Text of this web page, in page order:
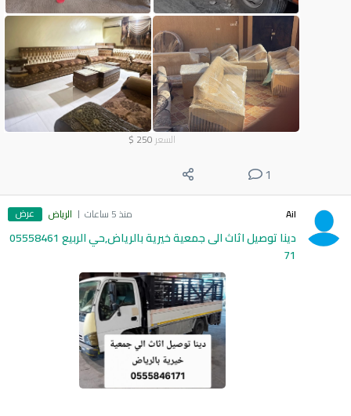
السعر 250
$
1
Ail منذ 5 ساعات الرياض عرض
دينا توصيل اثاث الى جمعية خيرية بالرياض,حي الربيع 05558461
71